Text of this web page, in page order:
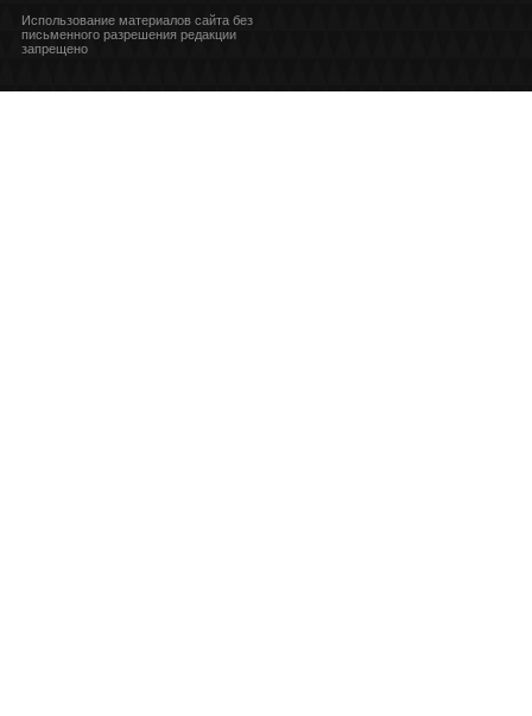
Использование материалов сайта без
письменного разрешения редакции
запрещено